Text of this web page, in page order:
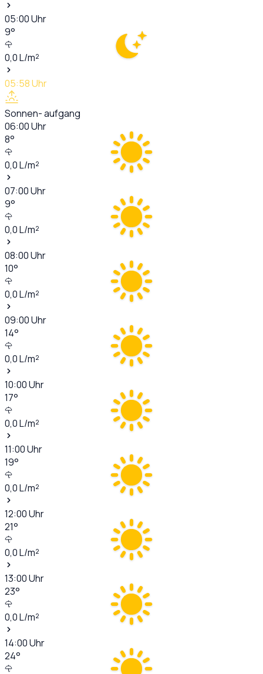
05:00Uhr
9°
0,0L/m²
05:58Uhr
Sonnen- aufgang
06:00Uhr
8°
0,0L/m²
07:00Uhr
9°
0,0L/m²
08:00Uhr
10°
0,0L/m²
09:00Uhr
14°
0,0L/m²
10:00Uhr
17°
0,0L/m²
11:00Uhr
19°
0,0L/m²
12:00Uhr
21°
0,0L/m²
13:00Uhr
23°
0,0L/m²
14:00Uhr
24°